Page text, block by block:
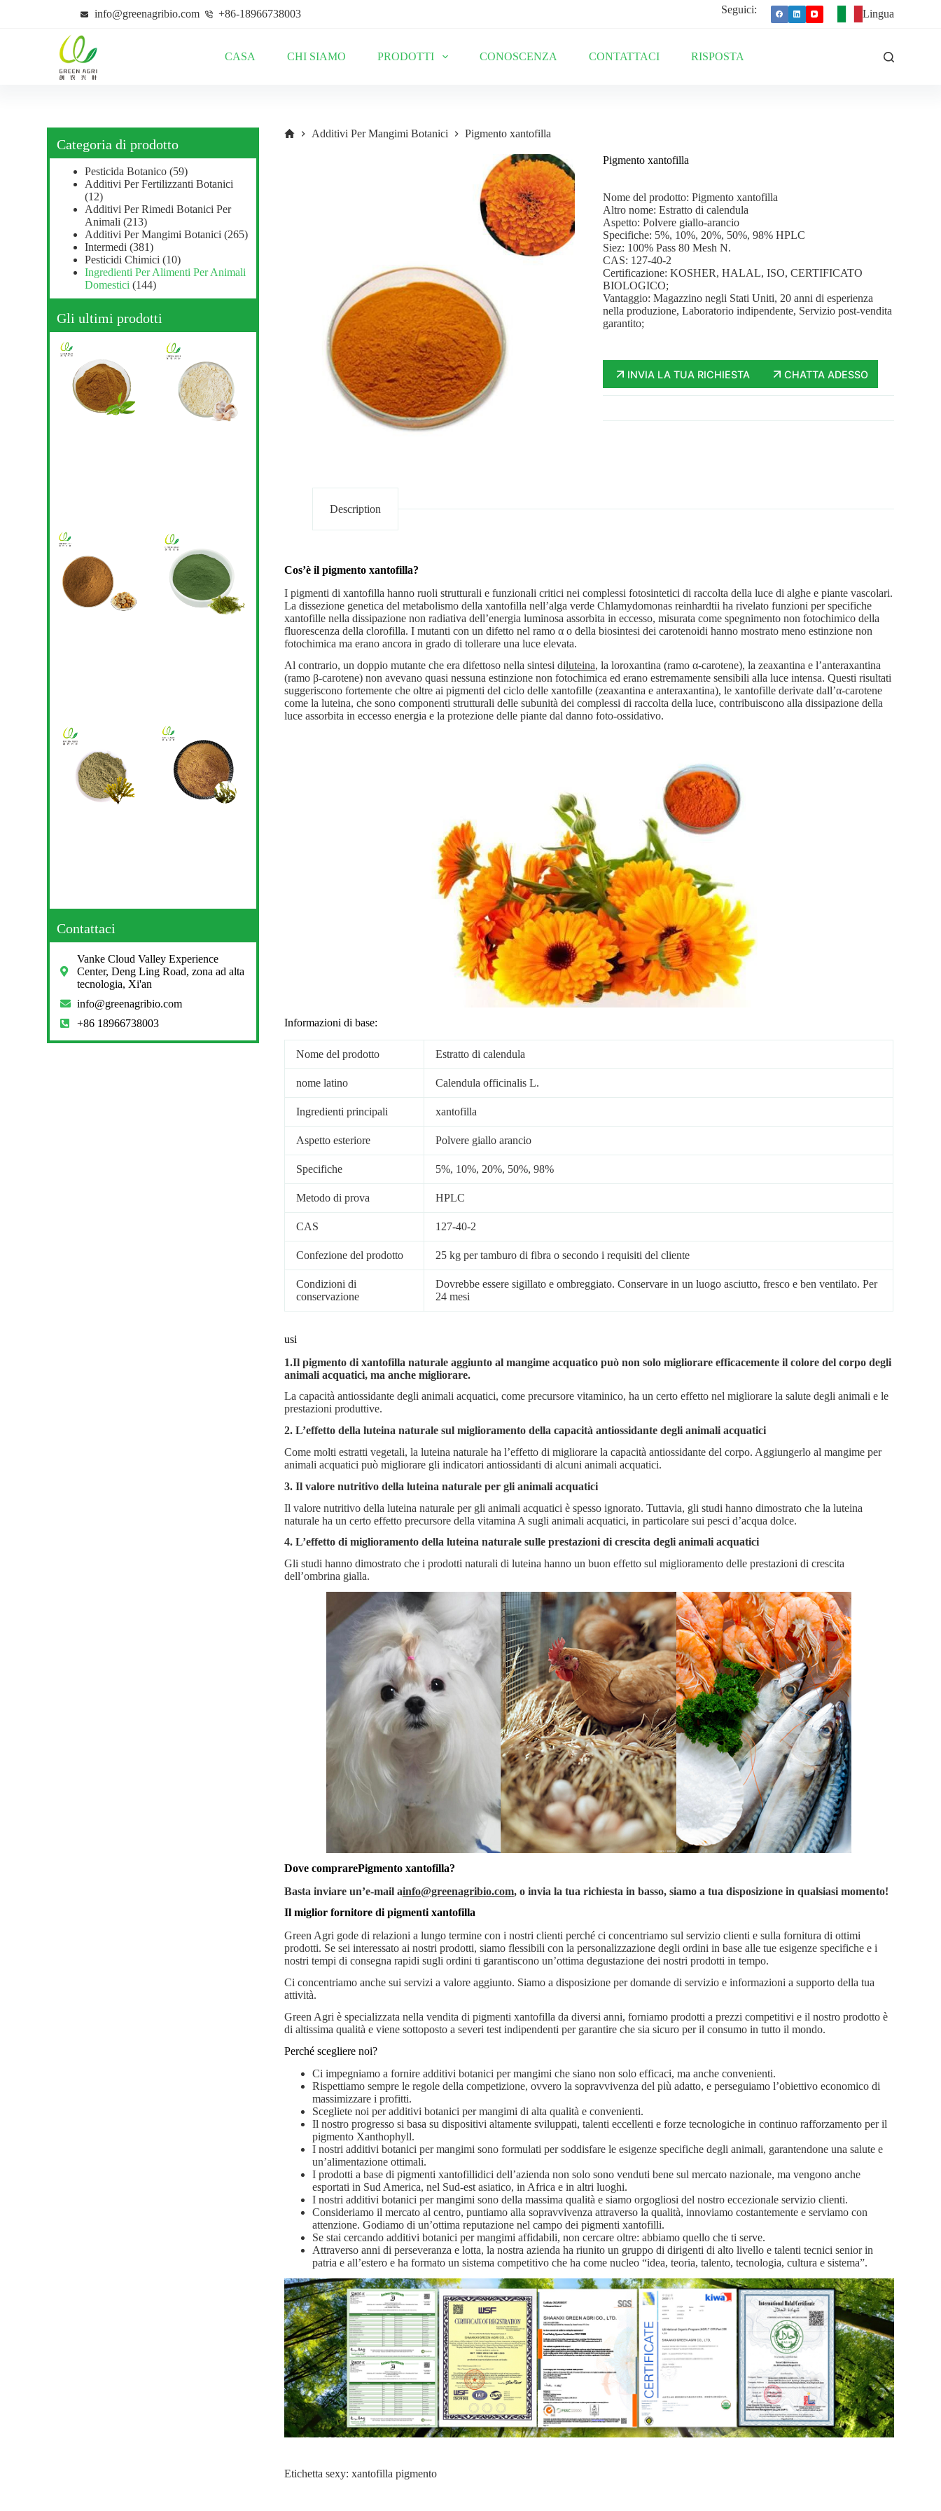
info@greenagribio.com +86-18966738003 Seguici: Lingua
CASA CHI SIAMO PRODOTTI CONOSCENZA CONTATTACI RISPOSTA
Additivi Per Mangimi Botanici Pigmento xantofilla
Pigmento xantofilla
Nome del prodotto: Pigmento xantofilla
Altro nome: Estratto di calendula
Aspetto: Polvere giallo-arancio
Specifiche: 5%, 10%, 20%, 50%, 98% HPLC
Siez: 100% Pass 80 Mesh N.
CAS: 127-40-2
Certificazione: KOSHER, HALAL, ISO, CERTIFICATO
BIOLOGICO;
Vantaggio: Magazzino negli Stati Uniti, 20 anni di esperienza
nella produzione, Laboratorio indipendente, Servizio post-vendita
garantito;
INVIA LA TUA RICHIESTA CHATTA ADESSO
Description
Cos’è il pigmento xantofilla?
I pigmenti di xantofilla hanno ruoli strutturali e funzionali critici nei complessi fotosintetici di raccolta della luce di alghe e piante vascolari.
La dissezione genetica del metabolismo della xantofilla nell’alga verde Chlamydomonas reinhardtii ha rivelato funzioni per specifiche
xantofille nella dissipazione non radiativa dell’energia luminosa assorbita in eccesso, misurata come spegnimento non fotochimico della
fluorescenza della clorofilla. I mutanti con un difetto nel ramo α o della biosintesi dei carotenoidi hanno mostrato meno estinzione non
fotochimica ma erano ancora in grado di tollerare una luce elevata.
Al contrario, un doppio mutante che era difettoso nella sintesi diluteina, la loroxantina (ramo α-carotene), la zeaxantina e l’anteraxantina
(ramo β-carotene) non avevano quasi nessuna estinzione non fotochimica ed erano estremamente sensibili alla luce intensa. Questi risultati
suggeriscono fortemente che oltre ai pigmenti del ciclo delle xantofille (zeaxantina e anteraxantina), le xantofille derivate dall’α-carotene
come la luteina, che sono componenti strutturali delle subunità dei complessi di raccolta della luce, contribuiscono alla dissipazione della
luce assorbita in eccesso energia e la protezione delle piante dal danno foto-ossidativo.
Informazioni di base:
Nome del prodotto Estratto di calendula
nome latino Calendula officinalis L.
Ingredienti principali xantofilla
Aspetto esteriore Polvere giallo arancio
Specifiche 5%, 10%, 20%, 50%, 98%
Metodo di prova HPLC
CAS 127-40-2
Confezione del prodotto 25 kg per tamburo di fibra o secondo i requisiti del cliente
Condizioni di
conservazione
Dovrebbe essere sigillato e ombreggiato. Conservare in un luogo asciutto, fresco e ben ventilato. Per
24 mesi
usi
1.Il pigmento di xantofilla naturale aggiunto al mangime acquatico può non solo migliorare efficacemente il colore del corpo degli
animali acquatici, ma anche migliorare.
La capacità antiossidante degli animali acquatici, come precursore vitaminico, ha un certo effetto nel migliorare la salute degli animali e le
prestazioni produttive.
2. L’effetto della luteina naturale sul miglioramento della capacità antiossidante degli animali acquatici
Come molti estratti vegetali, la luteina naturale ha l’effetto di migliorare la capacità antiossidante del corpo. Aggiungerlo al mangime per
animali acquatici può migliorare gli indicatori antiossidanti di alcuni animali acquatici.
3. Il valore nutritivo della luteina naturale per gli animali acquatici
Il valore nutritivo della luteina naturale per gli animali acquatici è spesso ignorato. Tuttavia, gli studi hanno dimostrato che la luteina
naturale ha un certo effetto precursore della vitamina A sugli animali acquatici, in particolare sui pesci d’acqua dolce.
4. L’effetto di miglioramento della luteina naturale sulle prestazioni di crescita degli animali acquatici
Gli studi hanno dimostrato che i prodotti naturali di luteina hanno un buon effetto sul miglioramento delle prestazioni di crescita
dell’ombrina gialla.
Dove comprarePigmento xantofilla?
Basta inviare un’e-mail ainfo@greenagribio.com, o invia la tua richiesta in basso, siamo a tua disposizione in qualsiasi momento!
Il miglior fornitore di pigmenti xantofilla
Green Agri gode di relazioni a lungo termine con i nostri clienti perché ci concentriamo sul servizio clienti e sulla fornitura di ottimi
prodotti. Se sei interessato ai nostri prodotti, siamo flessibili con la personalizzazione degli ordini in base alle tue esigenze specifiche e i
nostri tempi di consegna rapidi sugli ordini ti garantiscono un’ottima degustazione dei nostri prodotti in tempo.
Ci concentriamo anche sui servizi a valore aggiunto. Siamo a disposizione per domande di servizio e informazioni a supporto della tua
attività.
Green Agri è specializzata nella vendita di pigmenti xantofilla da diversi anni, forniamo prodotti a prezzi competitivi e il nostro prodotto è
di altissima qualità e viene sottoposto a severi test indipendenti per garantire che sia sicuro per il consumo in tutto il mondo.
Perché scegliere noi?
Ci impegniamo a fornire additivi botanici per mangimi che siano non solo efficaci, ma anche convenienti.
Rispettiamo sempre le regole della competizione, ovvero la sopravvivenza del più adatto, e perseguiamo l’obiettivo economico di
massimizzare i profitti.
Scegliete noi per additivi botanici per mangimi di alta qualità e convenienti.
Il nostro progresso si basa su dispositivi altamente sviluppati, talenti eccellenti e forze tecnologiche in continuo rafforzamento per il
pigmento Xanthophyll.
I nostri additivi botanici per mangimi sono formulati per soddisfare le esigenze specifiche degli animali, garantendone una salute e
un’alimentazione ottimali.
I prodotti a base di pigmenti xantofillidici dell’azienda non solo sono venduti bene sul mercato nazionale, ma vengono anche
esportati in Sud America, nel Sud-est asiatico, in Africa e in altri luoghi.
I nostri additivi botanici per mangimi sono della massima qualità e siamo orgogliosi del nostro eccezionale servizio clienti.
Consideriamo il mercato al centro, puntiamo alla sopravvivenza attraverso la qualità, innoviamo costantemente e serviamo con
attenzione. Godiamo di un’ottima reputazione nel campo dei pigmenti xantofilli.
Se stai cercando additivi botanici per mangimi affidabili, non cercare oltre: abbiamo quello che ti serve.
Attraverso anni di perseveranza e lotta, la nostra azienda ha riunito un gruppo di dirigenti di alto livello e talenti tecnici senior in
patria e all’estero e ha formato un sistema competitivo che ha come nucleo “idea, teoria, talento, tecnologia, cultura e sistema”.
Etichetta sexy: xantofilla pigmento
Categoria di prodotto
Pesticida Botanico (59)
Additivi Per Fertilizzanti Botanici
(12)
Additivi Per Rimedi Botanici Per
Animali (213)
Additivi Per Mangimi Botanici (265)
Intermedi (381)
Pesticidi Chimici (10)
Ingredienti Per Alimenti Per Animali
Domestici (144)
Gli ultimi prodotti
Contattaci
Vanke Cloud Valley Experience
Center, Deng Ling Road, zona ad alta
tecnologia, Xi'an
info@greenagribio.com
+86 18966738003